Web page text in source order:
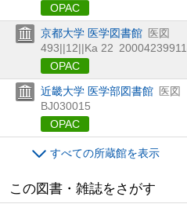
OPAC
京都大学 医学図書館 医図
493||12||Ka 22
OPAC
近畿大学 医学部図書館 医図
BJ030015
OPAC
すべての所蔵館を表示
この図書・雑誌をさがす